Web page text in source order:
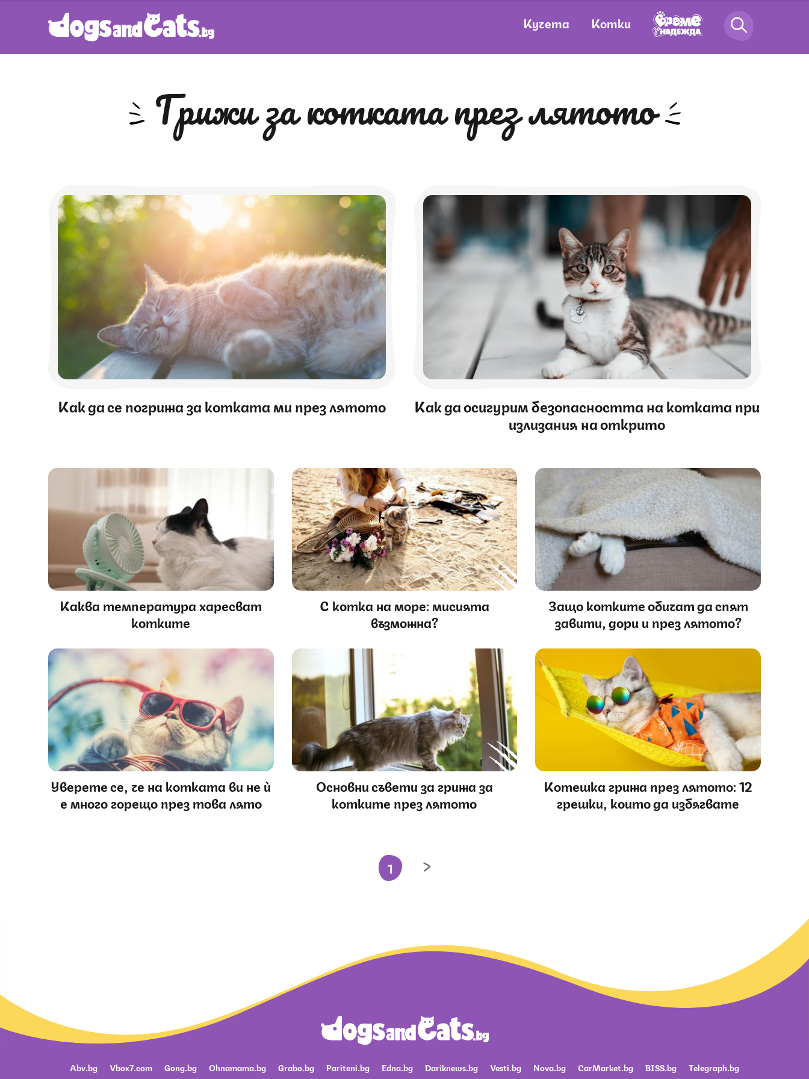
Кучета Котки
грижи за котката през лятото
Как да се погрижа за котката ми през лятото
Как да осигурим безопасността на котката при
излизания на открито
Каква температура харесват
котките
С котка на море: мисията
възможна?
Защо котките обичат да спят
завити, дори и през лятото?
Уверете се, че на котката ви не ѝ
е много горещо през това лято
Основни съвети за грижа за
котките през лятото
Котешка грижа през лятото: 12
грешки, които да избягвате
1
Abv.bg Vbox7.com Gong.bg Ohnamama.bg Grabo.bg Pariteni.bg Edna.bg Dariknews.bg Vesti.bg Nova.bg CarMarket.bg BISS.bg Telegraph.bg